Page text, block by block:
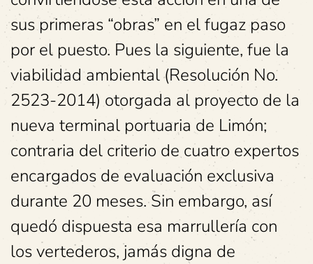
sus primeras “obras” en el fugaz paso
por el puesto. Pues la siguiente, fue la
viabilidad ambiental (Resolución No.
2523-2014) otorgada al proyecto de la
nueva terminal portuaria de Limón;
contraria del criterio de cuatro expertos
encargados de evaluación exclusiva
durante 20 meses. Sin embargo, así
quedó dispuesta esa marrullería con
los vertederos, jamás digna de